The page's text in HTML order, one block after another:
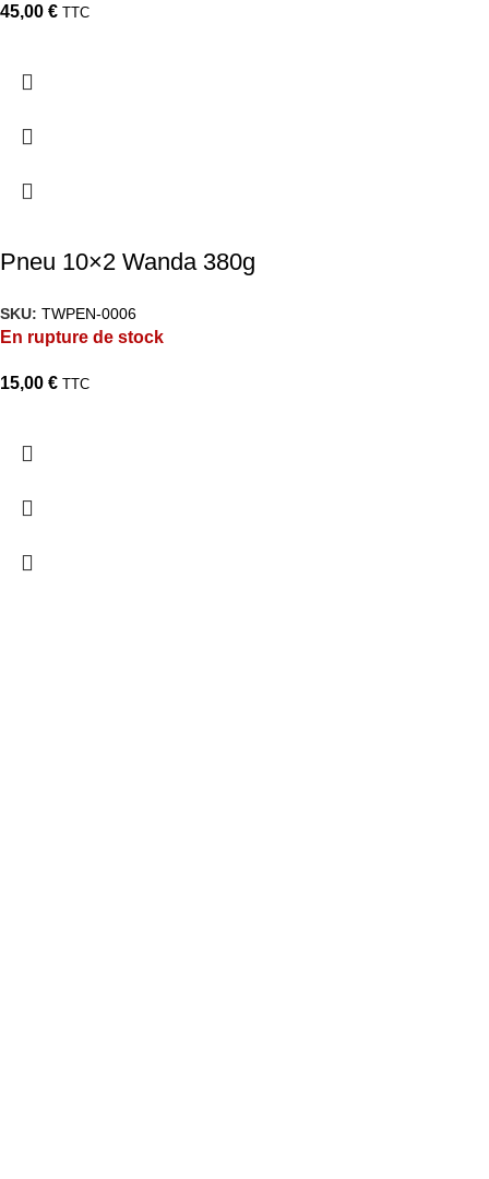
45,00 € TTC
Pneu 10×2 Wanda 380g
SKU: TWPEN-0006
En rupture de stock
15,00 € TTC